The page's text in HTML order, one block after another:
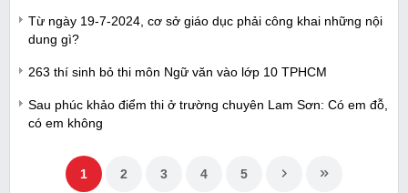
Từ ngày 19-7-2024, cơ sở giáo dục phải công khai những nội
dung gì?
263 thí sinh bỏ thi môn Ngữ văn vào lớp 10 TPHCM
Sau phúc khảo điểm thi ở trường chuyên Lam Sơn: Có em đỗ,
có em không
1 2 3 4 5